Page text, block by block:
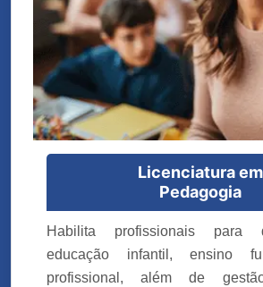
Licenciatura em
Pedagogia
Habilita profissionais para
educação infantil, ensino
profissional, além de